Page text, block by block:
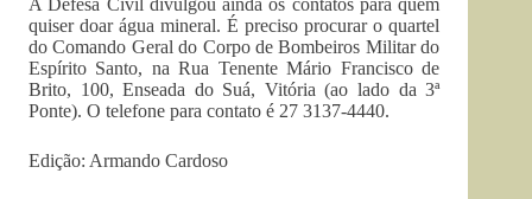
A Defesa Civil divulgou ainda os contatos para quem
quiser doar água mineral. É preciso procurar o quartel
do Comando Geral do Corpo de Bombeiros Militar do
Espírito Santo, na Rua Tenente Mário Francisco de
Brito, 100, Enseada do Suá, Vitória (ao lado da 3ª
Ponte). O telefone para contato é 27 3137-4440.
Edição: Armando Cardoso